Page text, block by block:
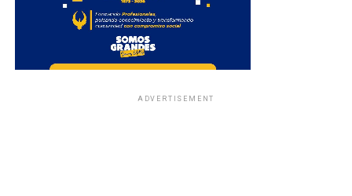
ADVERTISEMENT